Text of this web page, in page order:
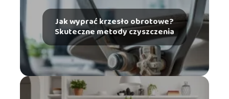
Jak wyprać krzesło obrotowe?
Skuteczne metody czyszczenia